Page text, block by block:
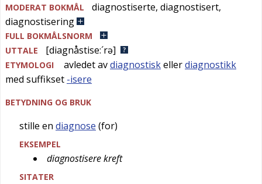
MODERAT BOKMÅL diagnostiserte, diagnostisert,
diagnostisering
FULL BOKMÅLSNORM
UTTALE
[diagnåstise:´rə]
ETYMOLOGI avledet avdiagnostiskellerdiagnostikk
med suffikset -isere
BETYDNING OG BRUK
stille en diagnose (for)
EKSEMPEL
diagnostisere kreft
SITATER